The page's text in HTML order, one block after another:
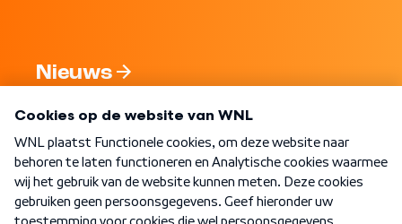
Nieuws
Nieuwsbrief
Word Lid